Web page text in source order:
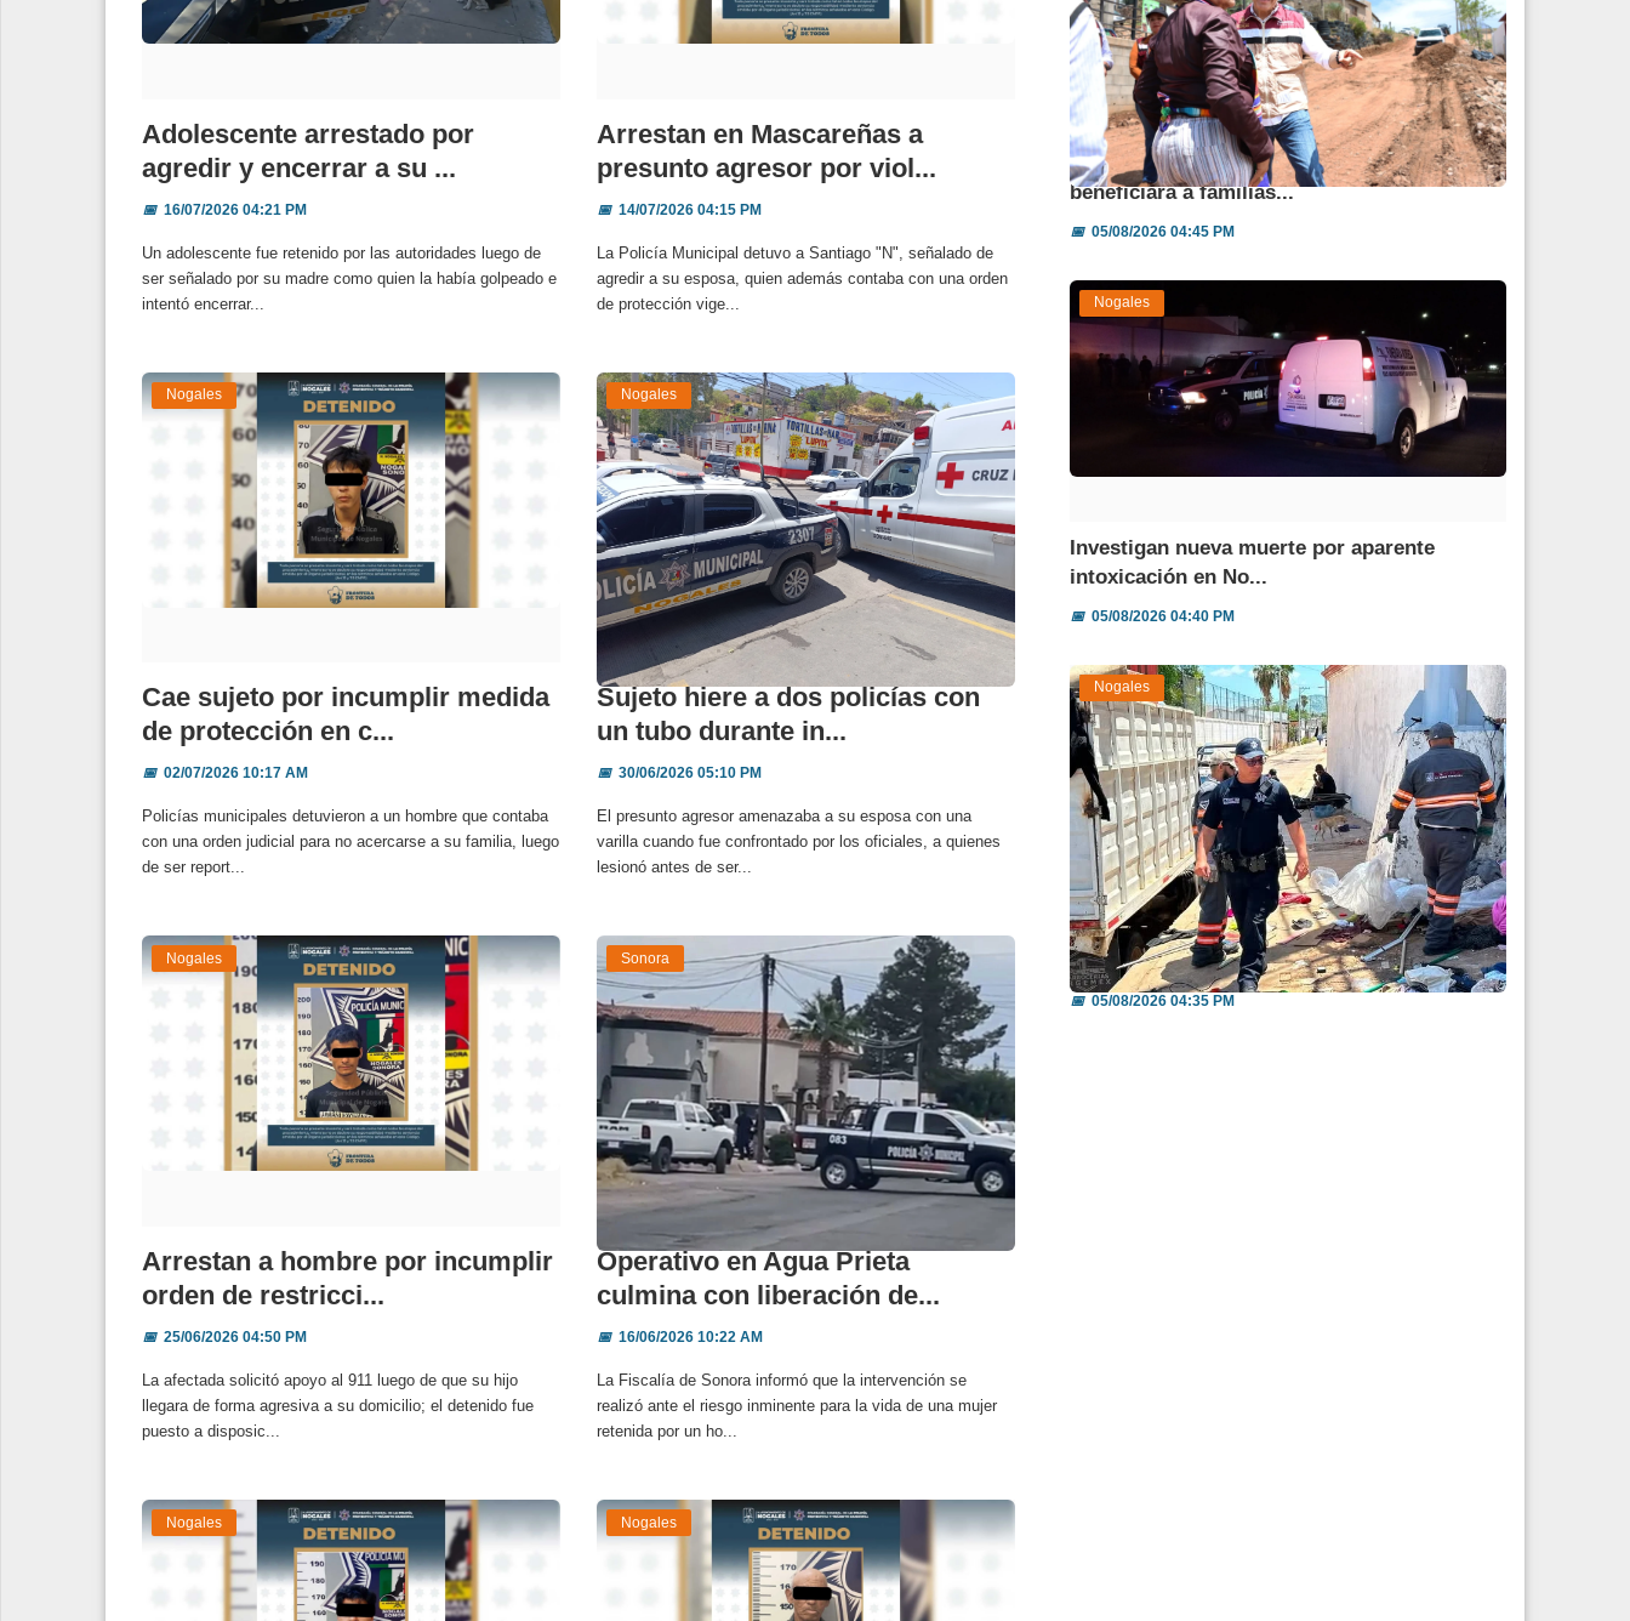
Adolescente arrestado por
agredir y encerrar a su ...
📅16/07/2026 04:21 PM
Un adolescente fue retenido por las autoridades luego de
ser señalado por su madre como quien la había golpeado e
intentó encerrar...
Arrestan en Mascareñas a
presunto agresor por viol...
📅14/07/2026 04:15 PM
La Policía Municipal detuvo a Santiago "N", señalado de
agredir a su esposa, quien además contaba con una orden
de protección vige...
Nogales
Cae sujeto por incumplir medida
de protección en c...
📅02/07/2026 10:17 AM
Policías municipales detuvieron a un hombre que contaba
con una orden judicial para no acercarse a su familia, luego
de ser report...
Nogales
Sujeto hiere a dos policías con
un tubo durante in...
📅30/06/2026 05:10 PM
El presunto agresor amenazaba a su esposa con una
varilla cuando fue confrontado por los oficiales, a quienes
lesionó antes de ser...
Nogales
Arrestan a hombre por incumplir
orden de restricci...
📅25/06/2026 04:50 PM
La afectada solicitó apoyo al 911 luego de que su hijo
llegara de forma agresiva a su domicilio; el detenido fue
puesto a disposic...
Sonora
Operativo en Agua Prieta
culmina con liberación de...
📅16/06/2026 10:22 AM
La Fiscalía de Sonora informó que la intervención se
realizó ante el riesgo inminente para la vida de una mujer
retenida por un ho...
Nogales Nogales
Avanza obra de pavimentación que
beneficiará a familias...
📅05/08/2026 04:45 PM
Nogales
Investigan nueva muerte por aparente
intoxicación en No...
📅05/08/2026 04:40 PM
Nogales
Invitan a reportar espacios públicos
invadidos a través...
📅05/08/2026 04:35 PM